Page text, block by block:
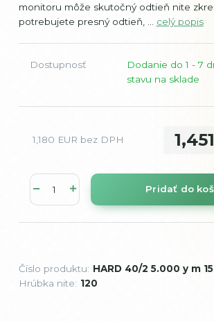
monitoru môže skutočný odtieň nite
potrebujete presný odtieň, ... celý popis
Dostupnosť
Dodanie do 1 - 7
stavu na sklade
1,180 EUR bez DPH
Pridať do
Číslo produktu: HARD 40/2 5.000 y m
Hrúbka nite: 120